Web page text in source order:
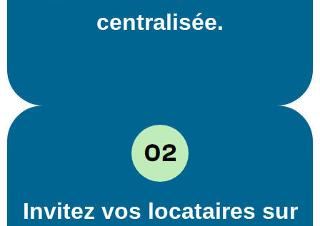
centralisée.
Invitez vos locataires sur